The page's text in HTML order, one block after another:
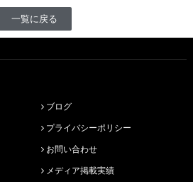
一覧に戻る
ブログ
プライバシーポリシー
お問い合わせ
メディア掲載実績